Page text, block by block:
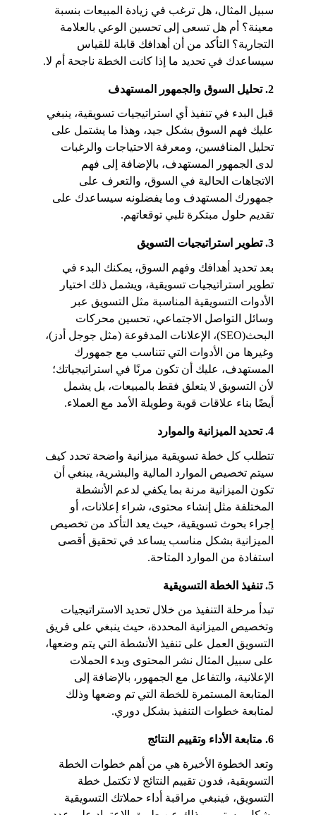
سبيل المثال، هل ترغب في زيادة المبيعات بنسبة
معينة؟ أم هل تسعى إلى تحسين الوعي بالعلامة
التجارية؟ التأكد من أن أهدافك قابلة للقياس
سيساعدك في تحديد ما إذا كانت الخطة ناجحة أم لا.
2. تحليل السوق والجمهور المستهدف
قبل البدء في تنفيذ أي استراتيجيات تسويقية، ينبغي
عليك فهم السوق بشكل جيد، وهذا ما يشتمل على
تحليل المنافسين، ومعرفة الاحتياجات والرغبات
لدى الجمهور المستهدف، بالإضافة إلى فهم
الاتجاهات الحالية في السوق، والتعرف على
جمهورك المستهدف وما يفضلونه سيساعدك على
تقديم حلول مبتكرة تلبي توقعاتهم.
3. تطوير استراتيجيات التسويق
بعد تحديد أهدافك وفهم السوق، يمكنك البدء في
تطوير استراتيجيات تسويقية، ويشمل ذلك اختيار
الأدوات التسويقية المناسبة مثل التسويق عبر
وسائل التواصل الاجتماعي، تحسين محركات
البحث(SEO)، الإعلانات المدفوعة (مثل جوجل أدز)،
وغيرها من الأدوات التي تتناسب مع جمهورك
المستهدف، عليك أن تكون مرنًا في استراتيجياتك؛
لأن التسويق لا يتعلق فقط بالمبيعات، بل يشمل
أيضًا بناء علاقات قوية وطويلة الأمد مع العملاء.
4. تحديد الميزانية والموارد
تتطلب كل خطة تسويقية ميزانية واضحة تحدد كيف
سيتم تخصيص الموارد المالية والبشرية، يبنغي أن
تكون الميزانية مرنة بما يكفي لدعم الأنشطة
المختلفة مثل إنشاء محتوى، شراء إعلانات، أو
إجراء بحوث تسويقية، حيث يعد التأكد من تخصيص
الميزانية بشكل مناسب يساعد في تحقيق أقصى
استفادة من الموارد المتاحة.
5. تنفيذ الخطة التسويقية
تبدأ مرحلة التنفيذ من خلال تحديد الاستراتيجيات
وتخصيص الميزانية المحددة، حيث ينبغي على فريق
التسويق العمل على تنفيذ الأنشطة التي يتم وضعها،
على سبيل المثال نشر المحتوى وبدء الحملات
الإعلانية، والتفاعل مع الجمهور، بالإضافة إلى
المتابعة المستمرة للخطة التي تم وضعها وذلك
لمتابعة خطوات التنفيذ بشكل دوري.
6. متابعة الأداء وتقييم النتائج
وتعد الخطوة الأخيرة هي من أهم خطوات الخطة
التسويقية، فدون تقييم النتائج لا تكتمل خطة
التسويق، فينبغي مراقبة أداء حملاتك التسويقية